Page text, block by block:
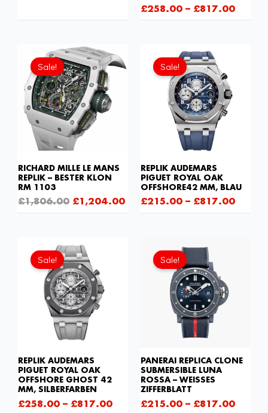
£258.00 – £817.00
Sale!
RICHARD MILLE LE MANS
REPLIK – BESTER KLON
RM 1103
£1,806.00
Ursprünglicher
Preis
war:
£1,806.00
£1,204.00
ist:
£1,204.00.
Sale!
REPLIK AUDEMARS
PIGUET ROYAL OAK
OFFSHORE42 MM, BLAU
£215.00 – £817.00
Sale!
REPLIK AUDEMARS
PIGUET ROYAL OAK
OFFSHORE GHOST 42
MM, SILBERFARBEN
£258.00 – £817.00
Sale!
PANERAI REPLICA CLONE
SUBMERSIBLE LUNA
ROSSA – WEISSES Z
IFFERBLATT
£215.00 – £817.00